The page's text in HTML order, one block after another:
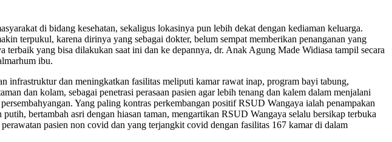
di bidang kesehatan, sekaligus lokasinya pun lebih dekat dengan kediaman keluarga.
terpukul, karena dirinya yang sebagai dokter, belum sempat memberikan penanganan yang
yang bisa dilakukan saat ini dan ke depannya, dr. Anak Agung Made Widiasa tampil secara
ibu.
dan meningkatkan fasilitas meliputi kamar rawat inap, program bayi tabung,
dan kolam, sebagai penetrasi perasaan pasien agar lebih tenang dan kalem dalam menjalani
Yang paling kontras perkembangan positif RSUD Wangaya ialah penampakan
bertambah asri dengan hiasan taman, mengartikan RSUD Wangaya selalu bersikap terbuka
pasien non covid dan yang terjangkit covid dengan fasilitas 167 kamar di dalam